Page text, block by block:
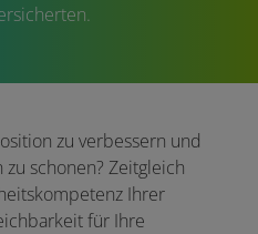
zu verbessern und
schonen? Zeitgleich
Ihrer
für Ihre